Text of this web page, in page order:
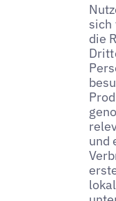
sich
die
und